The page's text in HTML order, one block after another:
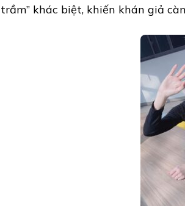
trầm” khác biệt, khiến khán giả